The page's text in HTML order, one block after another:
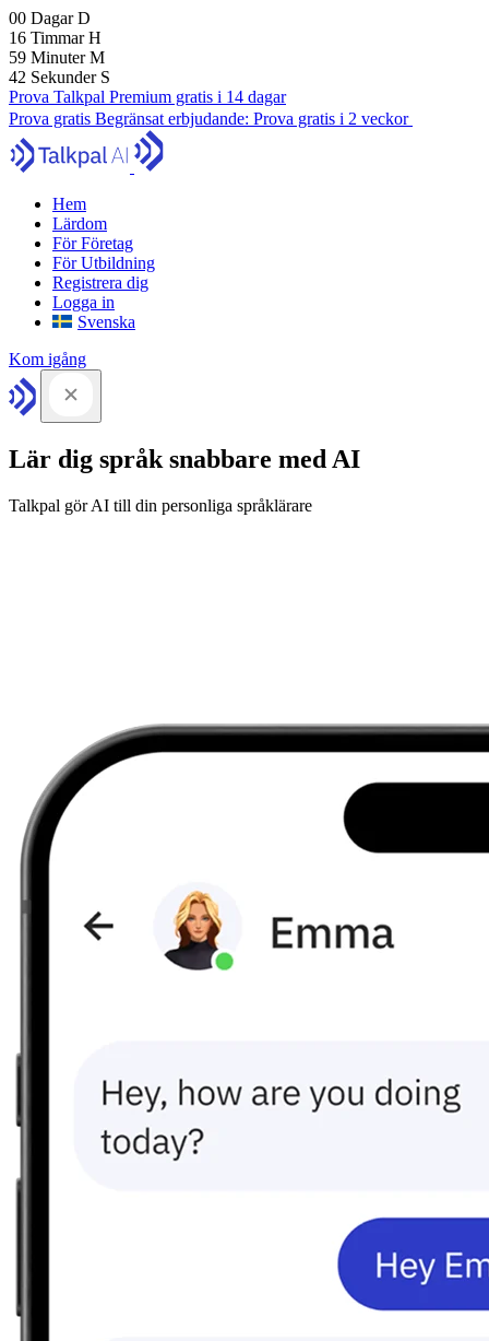
00 DagarD
16 TimmarH
59 MinuterM
41 Sekunder S
Prova Talkpal Premium gratis i 14 dagar
Prova gratis Begränsat erbjudande: Prova gratis i 2 veckor
Hem
Lärdom
För Företag
För Utbildning
Registrera dig
Logga in
Svenska
Kom igång
Lär dig språk snabbare med AI
Talkpal gör AI till din personliga språklärare